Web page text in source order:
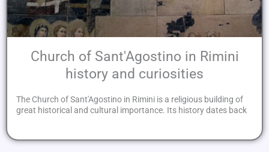
Church of Sant'Agostino in Rimini
history and curiosities
The Church of Sant'Agostino in Rimini is a religious building of
great historical and cultural importance. Its history dates back